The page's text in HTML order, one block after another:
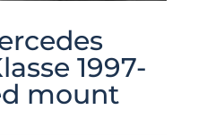
1997-
mount